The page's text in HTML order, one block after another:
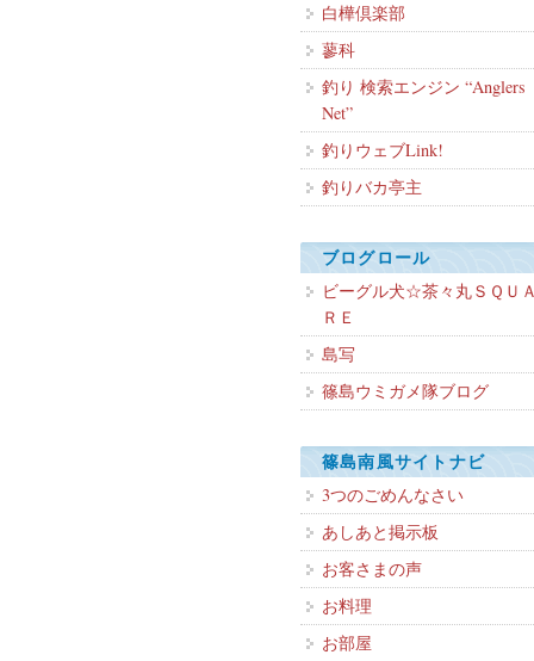
白樺倶楽部
蓼科
釣り 検索エンジン “Anglers
Net”
釣りウェブLink!
釣りバカ亭主
ブログロール
ビーグル犬☆茶々丸ＳＱＵ
ＲＥ
島写
篠島ウミガメ隊ブログ
篠島南風サイトナビ
3つのごめんなさい
あしあと掲示板
お客さまの声
お料理
お部屋